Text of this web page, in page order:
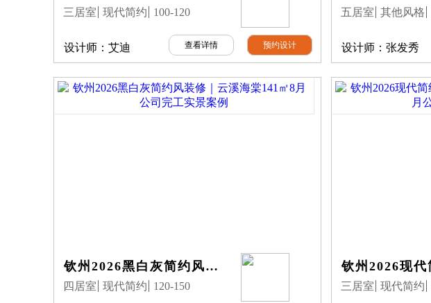
三居室 现代简约 100-120
设计师： 艾迪 查看详情 预约设计
五居室 其他风格
设计师： 张发秀
钦州2026黑白灰简约风装修｜云溪海棠141㎡8月公司完工实景案例
四居室 现代简约 120-150 三居室 现代简约